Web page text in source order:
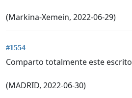
(Markina-Xemein, 2022-06-29)
#1554
Comparto totalmente este escrito
(MADRID, 2022-06-30)